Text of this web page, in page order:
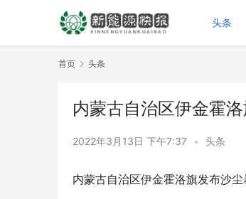
头条
首页 头条
内蒙古自治区伊金霍
2022年3月13日 下午7:37 • 头条
内蒙古自治区伊金霍洛旗发布沙